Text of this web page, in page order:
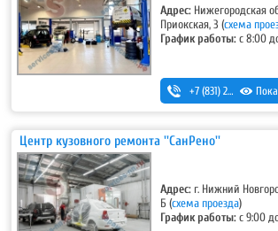
Адрес: Нижегородская
Приокская, 3 (схема
График работы:с 8:00
+7 (831) 262-12-18 ,
Центр кузовного ремонта ''СанРено''
Адрес: г. Нижний
Б (схема проезда)
График работы:с 9:00